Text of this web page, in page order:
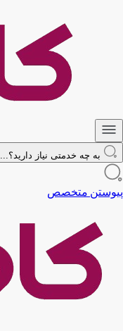
به چه خدمتی نیاز دارید؟...
پیوستن متخصص